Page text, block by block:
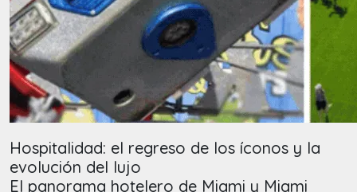
Hospitalidad: el regreso de los íconos y la
evolución del lujo
El panorama hotelero de Miami y Miami